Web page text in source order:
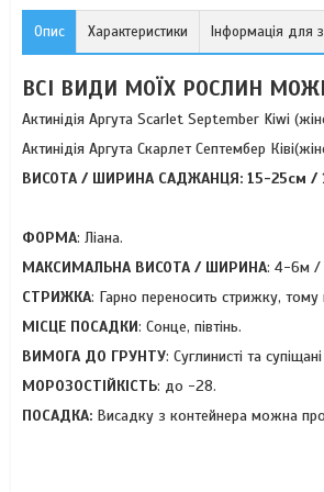
Опис Характеристики Інформація для
ВСІ ВИДИ МОЇХ РОСЛИН
Актинідія Аргута Scarlet September Kiwi
Актинідія Аргута Скарлет Септембер
ВИСОТА / ШИРИНА САДЖАНЦЯ: 15-25см /
ФОРМА: Ліана.
МАКСИМАЛЬНА ВИСОТА / ШИРИНА: 4-6м /
СТРИЖКА: Гарно переносить стрижку,
МІСЦЕ ПОСАДКИ: Сонце, півтінь.
ВИМОГА ДО ГРУНТУ: Суглинисті та
МОРОЗОСТІЙКІСТЬ: до -28.
ПОСАДКА: Висадку з контейнера можна